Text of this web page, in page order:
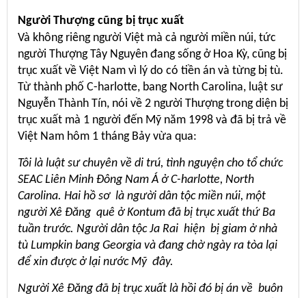
Người Thượng cũng bị trục xuất
Và không riêng người Việt mà cả người miền núi, tức
người Thượng Tây Nguyên đang sống ở Hoa Kỳ, cũng bị
trục xuất về Việt Nam vì lý do có tiền án và từng bị tù.
Từ thành phố C-harlotte, bang North Carolina, luật sư
Nguyễn Thành Tín, nói về 2 người Thượng trong diện bị
trục xuất mà 1 người đến Mỹ năm 1998 và đã bị trả về
Việt Nam hôm 1 tháng Bảy vừa qua:
Tôi là luật sư chuyên về di trú, tình nguyện cho tổ chức
SEAC Liên Minh Đông Nam Á ở C-harlotte, North
Carolina. Hai hồ sơ là người dân tộc miền núi, một
người Xê Đăng quê ở Kontum đã bị trục xuất thứ Ba
tuần trước. Người dân tộc Ja Rai hiện bị giam ở nhà
tù Lumpkin bang Georgia và đang chờ ngày ra tòa lại
để xin được ở lại nước Mỹ đây.
Người Xê Đăng đã bị trục xuất là hồi đó bị án về buôn